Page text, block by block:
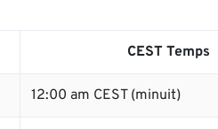
CEST Temps
12:00 am CEST (minuit)